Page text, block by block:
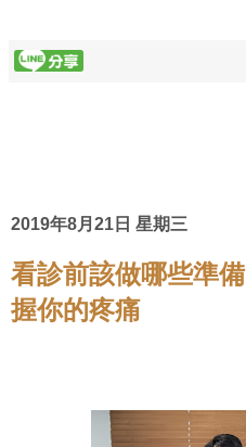
2019年8月21日 星期三
看診前該做哪些準
握你的疼痛